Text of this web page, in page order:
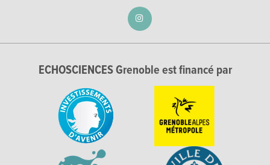
ECHOSCIENCES Grenoble est financé par